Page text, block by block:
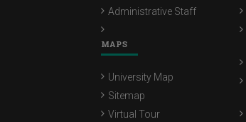
Administrative Staff
MAPS
University Map
Sitemap
Virtual Tour